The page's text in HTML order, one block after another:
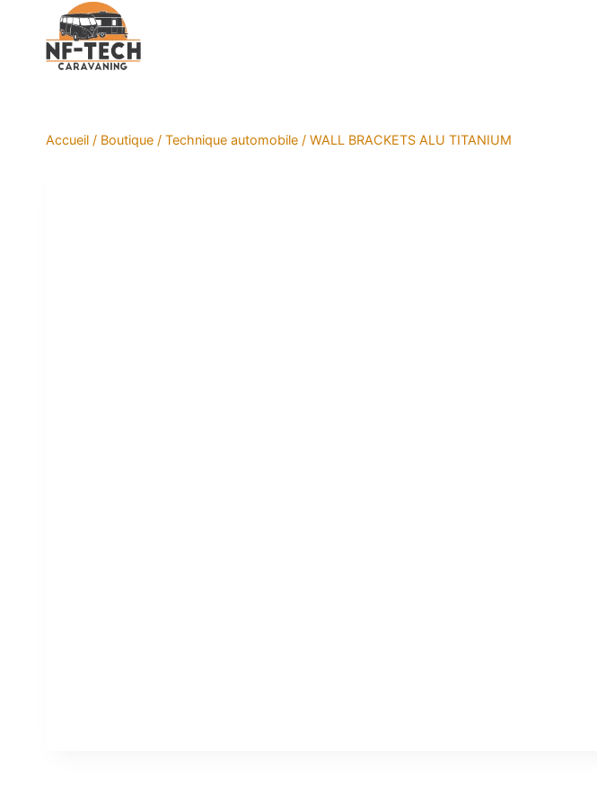
contenu
Accueil / Boutique / Technique automobile / WALL BRACKETS ALU TITANIUM